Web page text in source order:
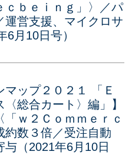
ｃｂｅｉｎｇ」〉／パ
運営支援、マイクロサ
月10日号）
マップ２０２１ 「Ｅ
総合カート〉編」】
ｗ２Ｃｏｍｍｅｒｃ
約数３倍／受注自動
（2021年6月10日